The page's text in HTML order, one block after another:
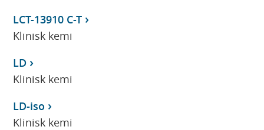
LCT-13910 C-T
Klinisk kemi
LD
Klinisk kemi
LD-iso
Klinisk kemi